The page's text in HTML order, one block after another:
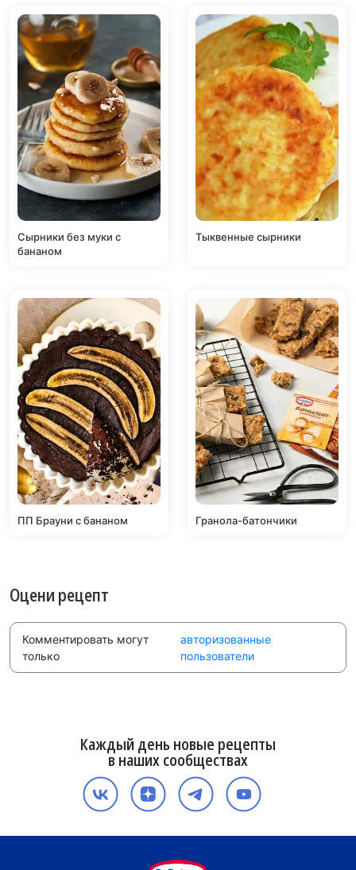
Сырники без муки с
бананом
Тыквенные сырники
ПП Брауни с бананом Гранола-батончики
Оцени рецепт
Комментировать могут
только
авторизованные
пользователи
Каждый день новые рецепты
в наших сообществах